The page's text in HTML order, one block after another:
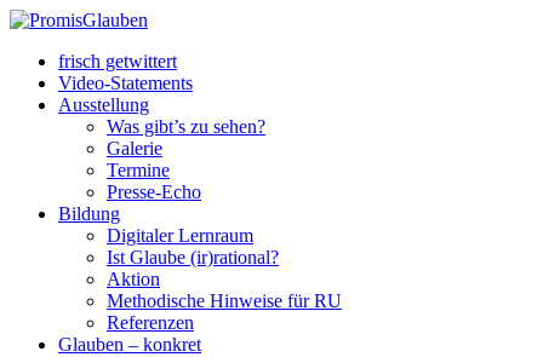
frisch getwittert
Video-Statements
Ausstellung
Was gibt’s zu sehen?
Galerie
Termine
Presse-Echo
Bildung
Digitaler Lernraum
Ist Glaube (ir)rational?
Aktion
Methodische Hinweise für RU
Referenzen
Glauben – konkret